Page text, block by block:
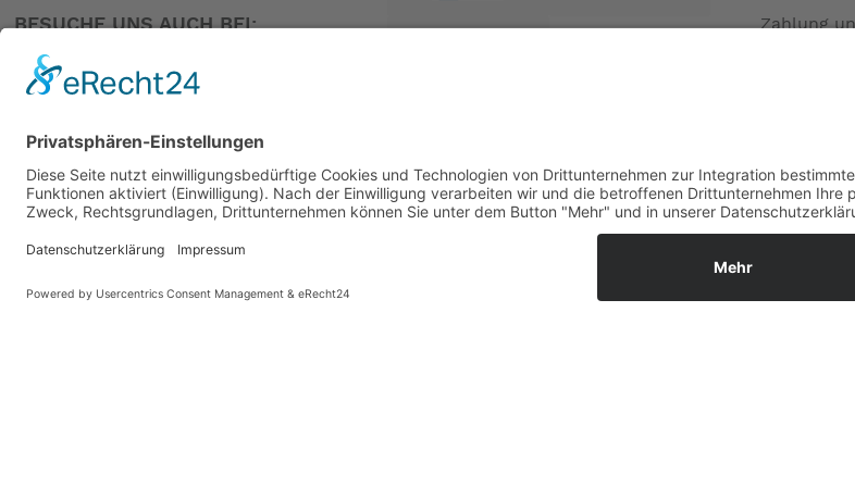
Breite: 72cm
Technische Informationen
Wärmeleistung: 5.5 kW
GASVERSORGUNG*
* In Deutschland und Österreich sind 30mbar-Geräte nur in Kombination mit 30mbar-Flüssiggasanlage
BESUCHE UNS AUCH BEI:
PARTNER
Zahlung
Fernabsatz